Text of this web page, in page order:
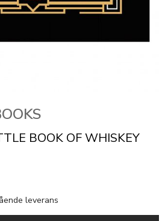
BOOK OF WHISKEY
leverans